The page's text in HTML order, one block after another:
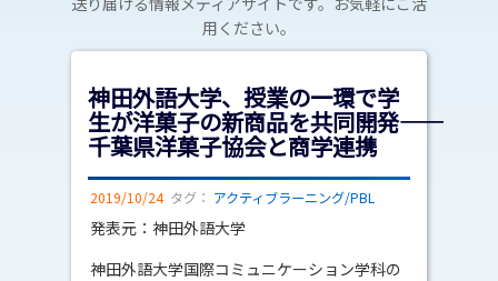
用ください。
神田外語大学、授業の一環で学
生が洋菓子の新商品を共同開発――
千葉県洋菓子協会と商学連携
2019/10/24 タグ： アクティブラーニング/PBL
発表元：神田外語大学
神田外語大学国際コミュニケーション学科の